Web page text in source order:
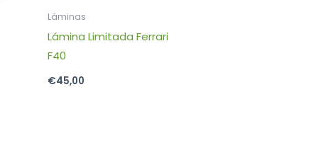
Láminas
Lámina Limitada Ferrari
F40
€45,00